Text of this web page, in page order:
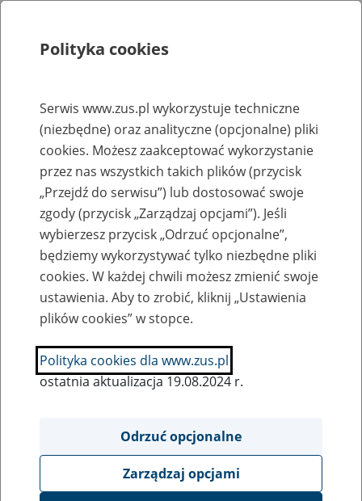
Rejestry, ewidencje i archiwa
Baza zlikwidowanych lub
przekształconych zakładów pracy
Nazwa zakładu pracy:
SZUKAJ
Ukryj wszystkie pozycje bazy
Polityka cookies
Serwis www.zus.pl wykorzystuje techniczne
(niezbędne) oraz analityczne (opcjonalne) pliki
cookies. Możesz zaakceptować wykorzystanie
przez nas wszystkich takich plików (przycisk
„Przejdź do serwisu”) lub dostosować swoje
zgody (przycisk „Zarządzaj opcjami”). Jeśli
wybierzesz przycisk „Odrzuć opcjonalne”,
będziemy wykorzystywać tylko niezbędne pliki
cookies. W każdej chwili możesz zmienić swoje
ustawienia. Aby to zrobić, kliknij „Ustawienia
plików cookies” w stopce.
Polityka cookies dla www.zus.pl
ostatnia aktualizacja 19.08.2024 r.
Odrzuć opcjonalne
Zarządzaj opcjami